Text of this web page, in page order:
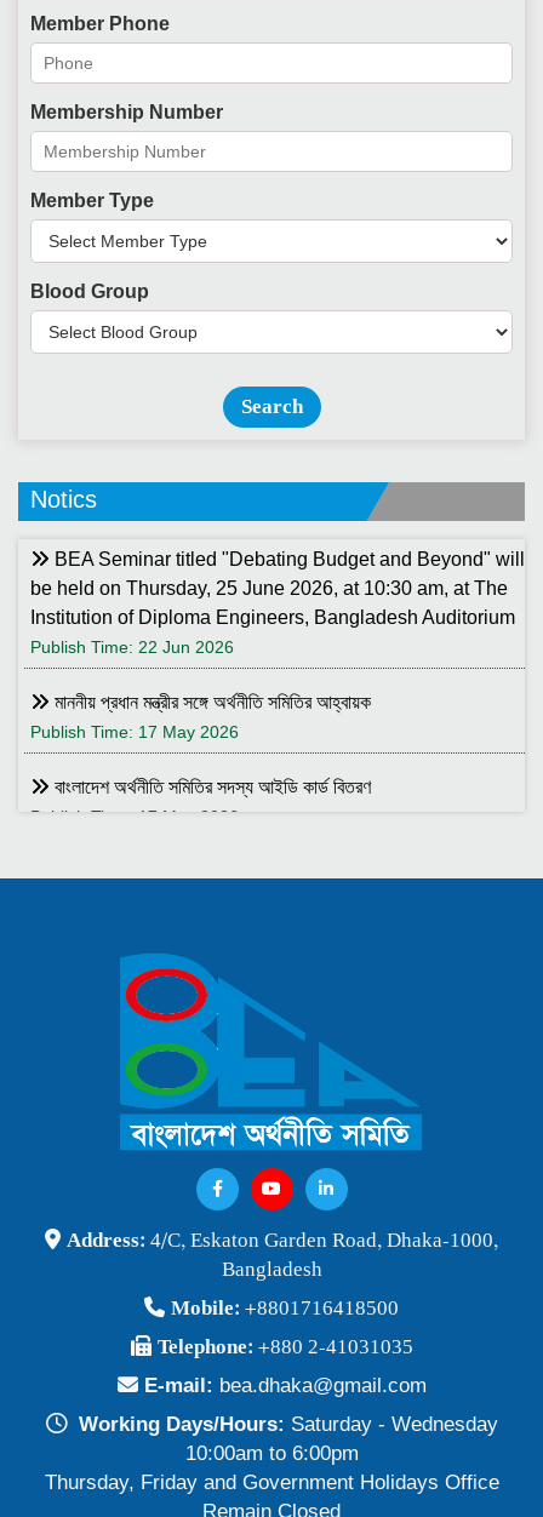
Member Phone
Membership Number
Member Type
Blood Group
Search
Notics
BEA Seminar titled "Debating Budget and Beyond" will
be held on Thursday, 25 June 2026, at 10:30 am, at The
Institution of Diploma Engineers, Bangladesh Auditorium
Publish Time: 22 Jun 2026
মাননীয় প্রধান মন্ত্রীর সঙ্গে অর্থনীতি সমিতির আহ্বায়ক
Publish Time: 17 May 2026
বাংলাদেশ অর্থনীতি সমিতির সদস্য আইডি কার্ড বিতরণ
Publish Time: 17 May 2026
Publish Time: 25 Jan 2026
বাংলাদেশ অর্থনীতি সমিতি ও জগন্নাথ বিশ্ববিদ্যালয় যৌথ আয়োজনে
লোকবক্তৃা ২১ জানুয়ারি ২০২৬
Publish Time: 16 Jan 2026
বেগম খালেদা জিয়ার মৃত্যুতে বাংলাদেশ অর্থনীতি সমিতি গভীরভাবে শোকাহত
BEA Seminar 2025 "Debating Budget and Beyond" 21
June 2025, at 10:00 am, at the CIRDAP Auditorium
Publish Time: 16 Jun 2025
Publish Time: 19 May 2024
প্রাথমিক প্রার্থী তালিকা বাংলাদেশ অর্থনীতি সমিতি নির্বাচন-২০২৪
Publish Time: 17 May 2024
বাংলাদেশ অর্থনীতি সমিতির সদস্যপদ নবায়ন ও নতুন সদস্য অন্তর্ভুক্তি প্রসঙ্গে
Address: 4/C, Eskaton Garden Road, Dhaka-1000,
Bangladesh
Mobile: +8801716418500
Telephone: +880 2-41031035
E-mail: bea.dhaka@gmail.com
Working Days/Hours: Saturday - Wednesday
10:00am to 6:00pm
Thursday, Friday and Government Holidays Office
Remain Closed